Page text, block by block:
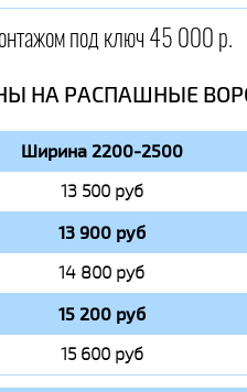
под ключ 45 000 р.
НА РАСПАШНЫЕ
Ширина 2200-2500
13 500 руб
13 900 руб
14 800 руб
15 200 руб
15 600 руб